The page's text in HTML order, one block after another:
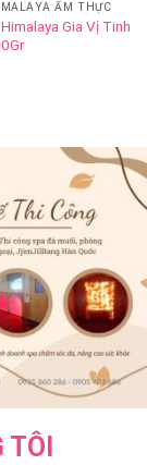
ẨM THỰC
Gia Vị Tinh